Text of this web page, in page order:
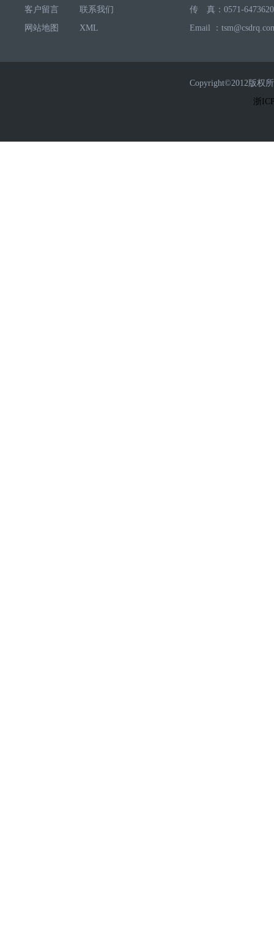
客户留言
联系我们
网站地图
XML
传 真：0571-
Email ：
Copyright©2012版权
浙